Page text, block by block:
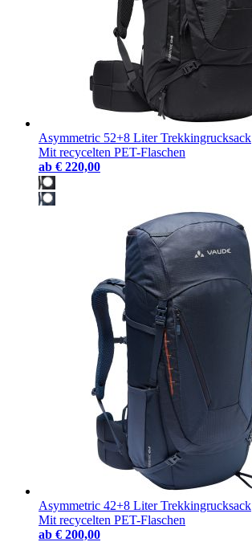
Asymmetric 52+8 Liter Trekkingrucksack
Mit recycelten PET-Flaschen
ab € 220,00
Asymmetric 42+8 Liter Trekkingrucksack
Mit recycelten PET-Flaschen
ab € 200,00